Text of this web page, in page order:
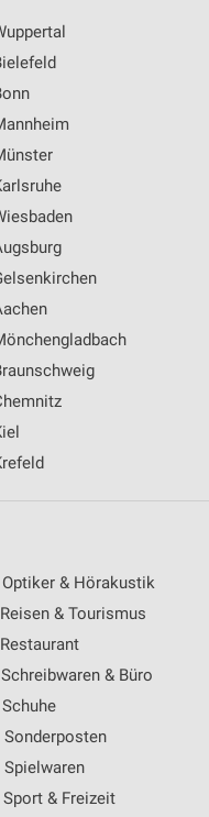
Optiker & Hörakustik
Reisen & Tourismus
Restaurant
Schreibwaren & Büro
Schuhe
Sonderposten
Spielwaren
Sport & Freizeit